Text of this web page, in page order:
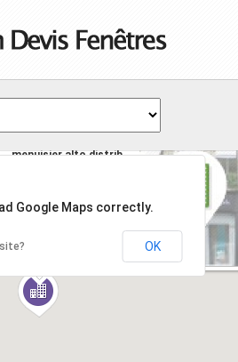
menuisier alto distrib
05700 - Serres
Google Maps correctly.
OK